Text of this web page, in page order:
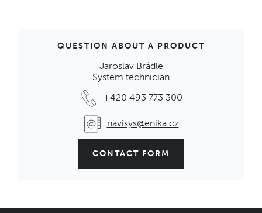
QUESTION ABOUT A PRODUCT
Jaroslav Brádle
System technician
+420 493 773 300
navisys@enika.cz
CONTACT FORM